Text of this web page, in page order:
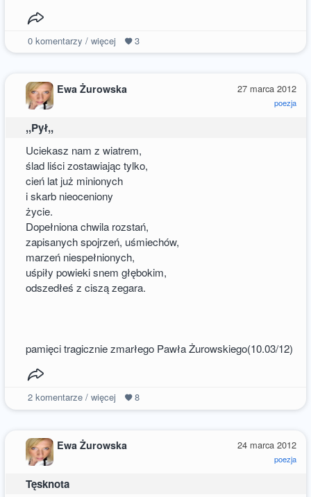
0komentarzy / więcej 3
27 marca 2012
poezja
Ewa Żurowska
,,Pył,,
Uciekasz nam z wiatrem,
ślad liści zostawiając tylko,
cień lat już minionych
i skarb nieoceniony
życie.
Dopełniona chwila rozstań,
zapisanych spojrzeń, uśmiechów,
marzeń niespełnionych,
uśpiły powieki snem głębokim,
odszedłeś z ciszą zegara.
pamięci tragicznie zmarłego Pawła Żurowskiego(10.03/12)
2komentarze / więcej 8
24 marca 2012
poezja
Ewa Żurowska
Tęsknota